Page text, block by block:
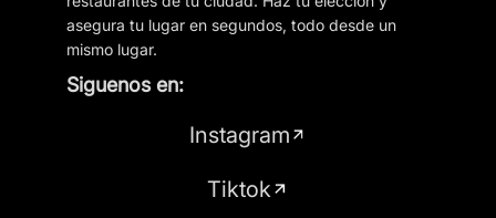
asegura tu lugar en segundos, todo desde un
mismo lugar.
Siguenos en:
Instagram
Tiktok